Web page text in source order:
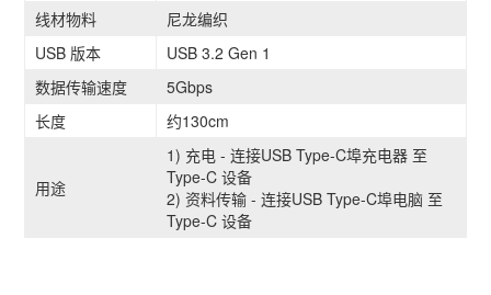
线材物料
尼龙编织
USB 版本
USB 3.2 Gen 1
数据传输速度
5Gbps
长度
约130cm
用途
1) 充电 - 连接USB Type-C埠充电器 至
Type-C 设备
2) 资料传输 - 连接USB Type-C埠电脑 至
Type-C 设备